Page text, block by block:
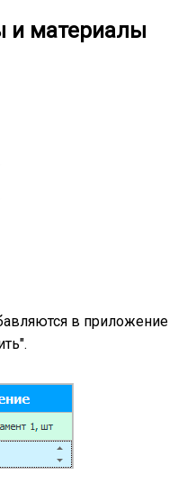
и материалы
в приложение